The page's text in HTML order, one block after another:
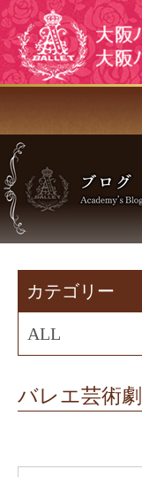
カテゴリー
ALL
バレエ芸術